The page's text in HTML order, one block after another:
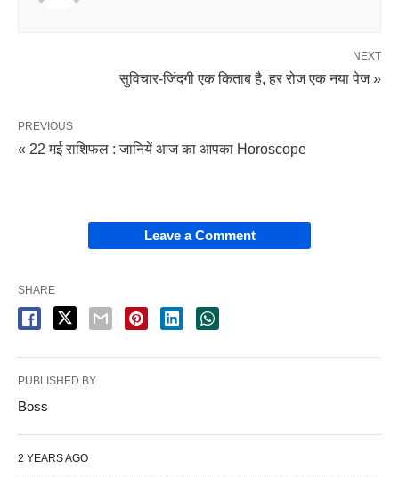
NEXT
सुविचार-जिंदगी एक किताब है, हर रोज एक नया पेज »
PREVIOUS
« 22 मई राशिफल : जानियें आज का आपका Horoscope
Leave a Comment
SHARE
PUBLISHED BY
Boss
2 YEARS AGO